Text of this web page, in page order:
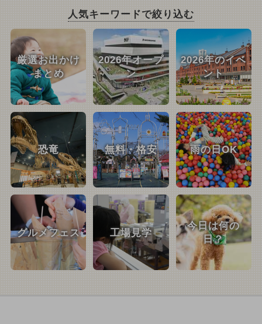
人気キーワードで絞り込む
厳選お出かけ
まとめ
2026年オープ
ン
2026年のイベ
ント
恐竜 無料・格安 雨の日OK
グルメフェス 工場見学
今日は何の
日？